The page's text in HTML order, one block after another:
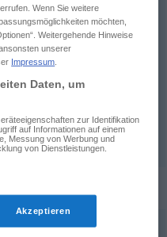
Wenn Sie weitere
möchten,
Weitergehende Hinweise
unserer
Impressum
Daten, um
zur Identifikation
auf Informationen auf einem
Messung von Werbung und
von Dienstleistungen.
Akzeptieren